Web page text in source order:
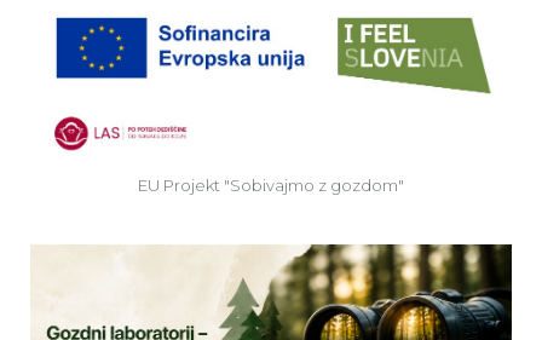
EU Projekt "Sobivajmo z gozdom"